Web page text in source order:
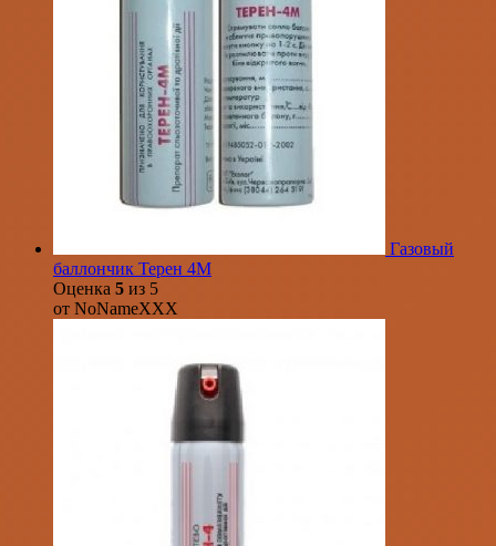
Газовый
баллончик Терен 4М
Оценка 5 из 5
от NoNameXXX